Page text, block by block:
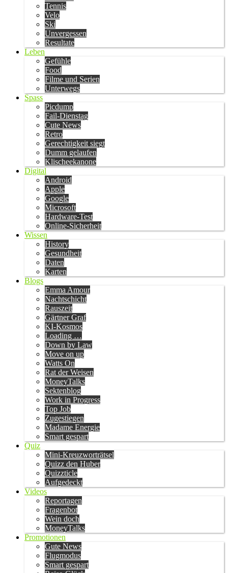
Tennis
Velo
Ski
Unvergessen
Resultate
Leben
Gefühle
Food
Filme und Serien
Unterwegs
Spass
Picdump
Fail-Dienstag
Cute News
Retro
Gerechtigkeit siegt
Dumm gelaufen
Klischeekanone
Digital
Android
Apple
Google
Microsoft
Hardware-Test
Online-Sicherheit
Wissen
History
Gesundheit
Daten
Karten
Blogs
Emma Amour
Nachtschicht
Rauszeit
Gärtner Graf
KI-Kosmos
Loading …
Down by Law
Move on up
Watts On
Rat der Weisen
MoneyTalks
Sektenblog
Work in Progress
Top Job
Zugestiegen
Madame Energie
Smart gespart
Quiz
Mini-Kreuzworträtsel
Quizz den Huber
Quizzticle
Aufgedeckt
Videos
Reportagen
Fragenbot
Wein doch
MoneyTalks
Promotionen
Gute News
Flugmodus
Smart gespart